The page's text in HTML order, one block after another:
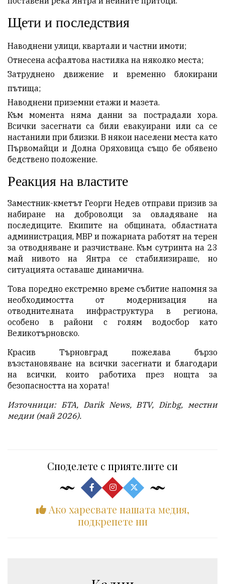
Щети и последствия
Наводнени улици, квартали и частни имоти;
Отнесена асфалтова настилка на няколко места;
Затруднено движение и временно блокирани
пътища;
Наводнени приземни етажи и мазета.
Към момента няма данни за пострадали хора.
Всички засегнати са били евакуирани или са се
настанили при близки. В някои населени места като
Първомайци и Долна Оряховица също бе обявено
бедствено положение.
Реакция на властите
Заместник-кметът Георги Недев отправи призив за
набиране на доброволци за овладяване на
последиците. Екипите на общината, областната
администрация, МВР и пожарната работят на терен
за отводняване и разчистване. Към сутринта на 23
май нивото на Янтра се стабилизираше, но
ситуацията оставаше динамична.
Това поредно екстремно време събитие напомня за
необходимостта от модернизация на
отводнителната инфраструктура в региона,
особено в райони с голям водосбор като
Великотърновско.
Красив Търновград пожелава бързо
възстановяване на всички засегнати и благодари
на всички, които работиха през нощта за
безопасността на хората!
Източници: БТА, Darik News, BTV, Dir.bg, местни
медии (май 2026).
Споделете с приятелите си
Ако харесвате нашата медия,
подкрепете ни